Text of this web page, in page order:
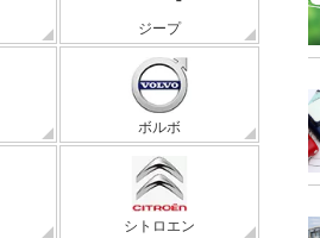
ジープ
ボルボ
シトロエン